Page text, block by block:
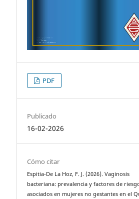
PDF
Publicado
16-02-2026
Cómo citar
Espitia-De La Hoz, F. J. (2026). Vaginosis
bacteriana: prevalencia y factores de
asociados en mujeres no gestantes en el